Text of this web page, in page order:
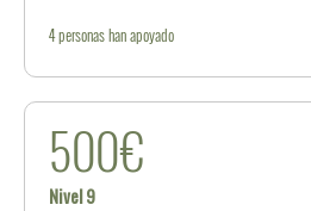
4personashan apoyado
500€
Nivel 9